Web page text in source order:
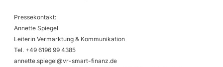
Pressekontakt:
Annette Spiegel
Leiterin Vermarktung & Kommunikation
Tel. +49 6196 99 4385
annette.spiegel@vr-smart-finanz.de